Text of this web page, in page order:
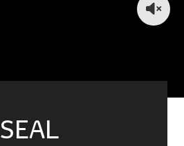
SEAL